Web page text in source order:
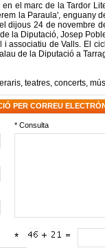
el marc de la Tardor
la Paraula', enguany
dijous 24 de novembre
la Diputació, Josep
associatiu de Valls. El
de la Diputació a
, teatres, concerts,
PER CORREU
* Consulta
*